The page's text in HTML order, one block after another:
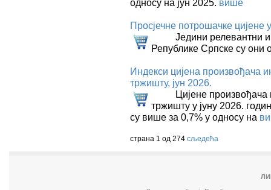
односу на јун 2025. више
Просјечне потрошачке цијене
Једини релевантни
Републике Српске су они
Индекси цијена произвођача
тржишту, јун 2026.
Цијенe произвођачa
тржишту у јуну 2026.
су више за 0,7% у односу на
страна 1 од 274 сљедећа